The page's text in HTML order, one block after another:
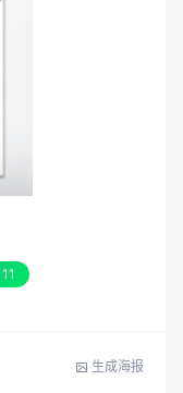
11
生成海报